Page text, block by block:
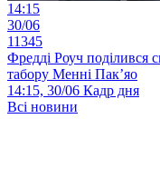
14:15
30/06
11345
Фредді Роуч поділився
табору Менні Пак’яо
14:15, 30/06 Кадр дня
Всі новини